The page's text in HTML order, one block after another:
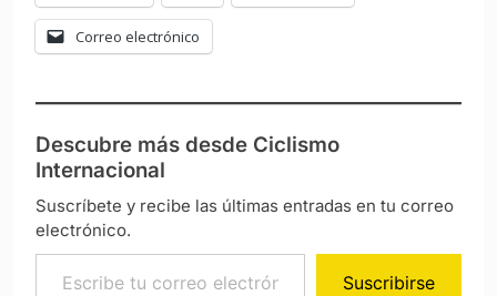
Correo electrónico
Descubre más desde Ciclismo
Internacional
Suscríbete y recibe las últimas entradas en tu correo
electrónico.
Escribe tu correo electrónico…
Suscribirse